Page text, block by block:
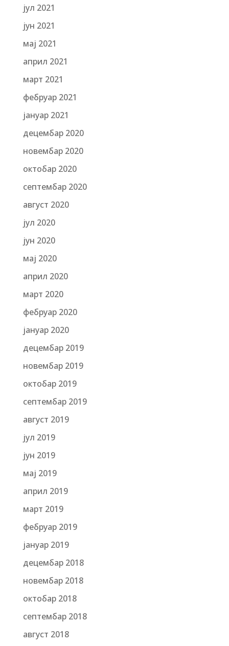
јул 2021
јун 2021
мај 2021
април 2021
март 2021
фебруар 2021
јануар 2021
децембар 2020
новембар 2020
октобар 2020
септембар 2020
август 2020
јул 2020
јун 2020
мај 2020
април 2020
март 2020
фебруар 2020
јануар 2020
децембар 2019
новембар 2019
октобар 2019
септембар 2019
август 2019
јул 2019
јун 2019
мај 2019
април 2019
март 2019
фебруар 2019
јануар 2019
децембар 2018
новембар 2018
октобар 2018
септембар 2018
август 2018